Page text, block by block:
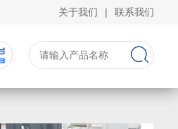
关于我们 | 联系我们